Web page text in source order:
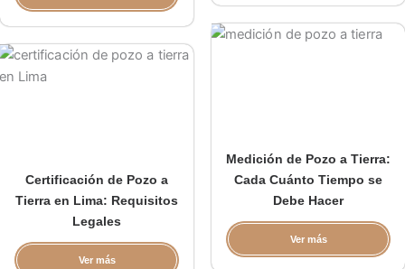
Medición de Pozo a Tierra:
Cada Cuánto Tiempo se
Debe Hacer
Ver más
Certificación de Pozo a
Tierra en Lima: Requisitos
Legales
Ver más